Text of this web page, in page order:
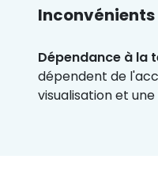
Inconvénients
Dépendance à la
dépendent de
visualisation et